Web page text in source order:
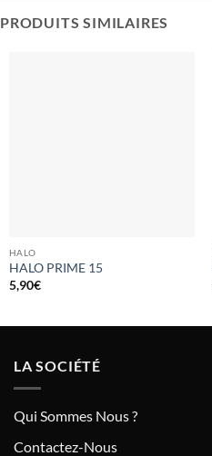
PRODUITS SIMILAIRES
HALO
HALO PRIME 15
5,90€
LA SOCIÉTÉ
Qui Sommes Nous ?
Contactez-Nous